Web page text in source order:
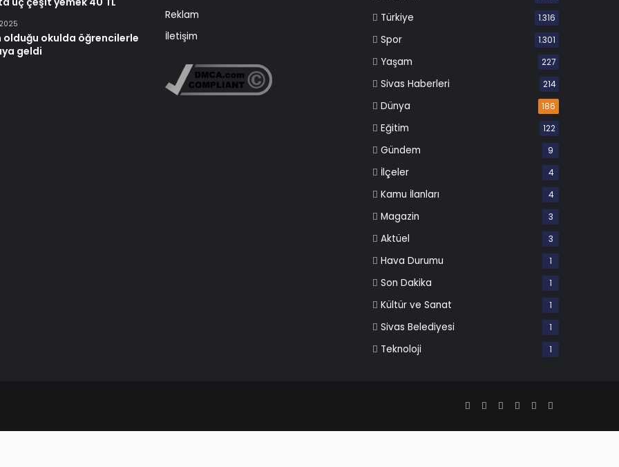
olduğu okulda öğrencilerle
geldi
Reklam
İletişim
Türkiye 1.316
Spor 1.301
Yaşam 227
Sivas Haberleri 214
Dünya 186
Eğitim 122
Gündem 9
İlçeler 4
Kamu İlanları 4
Magazin 3
Aktüel 3
Hava Durumu 1
Son Dakika 1
Kültür ve Sanat 1
Sivas Belediyesi 1
Teknoloji 1
FacebookPinterestLinkedInYouTube